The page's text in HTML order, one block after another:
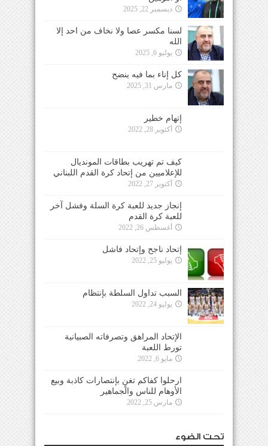
ديسمبر 22, 2025
لسنا مكسر عصا ولا نخاف من احد إلا
الله
يوليو 6, 2025
كل إناء بما فيه ينضح
مارس 31, 2025
إتهام خطير
أكتوبر 28, 2022
كيف تم تهريب بطاقات المونديال
للإعلاميين من إتحاد كرة القدم اللبناني
أكتوبر 27, 2022
إنجاز جديد للعبة كرة السلة وفشل آخر
للعبة كرة القدم
أغسطس 26, 2022
إتحاد ناجح وإتحاد فاشل
يوليو 25, 2022
السبب تداول السلطة بإنتظام
يوليو 24, 2022
الإتحاد المراهق وتصرفاته الصبيانية
تورط اللعبة
مايو 6, 2022
ارحلوا كفاكم تغنٍ بإنتصارات كاذبة وبيع
الأوهام للناس والجماهير
مارس 25, 2022
تحت الضوء